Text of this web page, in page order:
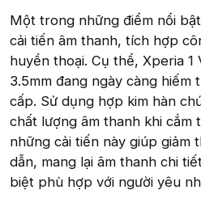
Một trong những điểm nổi
cải tiến âm thanh, tích hợp
huyền thoại. Cụ thể, Xperia 1
3.5mm đang ngày càng hiếm
cấp. Sử dụng hợp kim hàn
chất lượng âm thanh khi cắm
những cải tiến này giúp giảm
dẫn, mang lại âm thanh chi
biệt phù hợp với người yêu